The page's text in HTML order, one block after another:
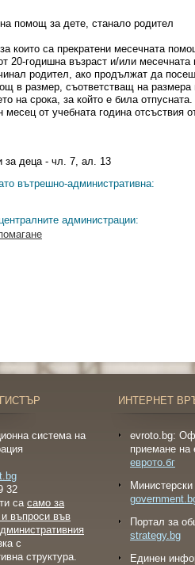
помощ за дете, станало родител
които са прекратени месечната
20-годишна възраст и/или
родител, ако продължат да
в размер, съответстващ на
на срока, за който е била
от учебната година отсъствия
за деца - чл. 7, ал. 13
вътрешно-административна:
администрации:
система на
32
са само за
въпроси във
с
структура.
ИНТЕРНЕТ
evroto.bg:
приемане на
еврото.бг
Портал за
strategy.bg
Eдинен